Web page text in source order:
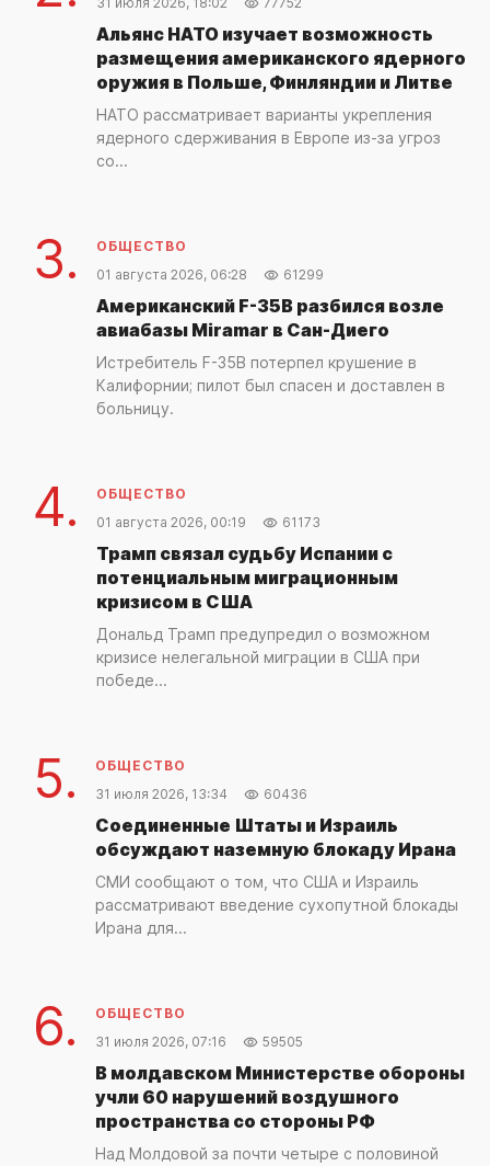
Альянс НАТО изучает возможность
размещения американского ядерного
оружия в Польше, Финляндии и Литве
НАТО рассматривает варианты укрепления
ядерного сдерживания в Европе из-за угроз
со...
3.
ОБЩЕСТВО
01 августа 2026, 06:28
61299
Американский F-35B разбился возле
авиабазы Miramar в Сан-Диего
Истребитель F-35B потерпел крушение в
Калифорнии; пилот был спасен и доставлен в
больницу.
4.
ОБЩЕСТВО
01 августа 2026, 00:19
61173
Трамп связал судьбу Испании с
потенциальным миграционным
кризисом в США
Дональд Трамп предупредил о возможном
кризисе нелегальной миграции в США при
победе...
5.
ОБЩЕСТВО
31 июля 2026, 13:34
60436
Соединенные Штаты и Израиль
обсуждают наземную блокаду Ирана
СМИ сообщают о том, что США и Израиль
рассматривают введение сухопутной блокады
Ирана для...
6.
ОБЩЕСТВО
31 июля 2026, 07:16
59505
В молдавском Министерстве обороны
учли 60 нарушений воздушного
пространства со стороны РФ
Над Молдовой за почти четыре с половиной